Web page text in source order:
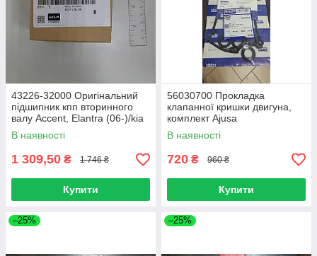
43226-32000 Оригінальний
підшипник кпп вторинного
валу Accent, Elantra (06-)/kia
Ceed (06-), Soul (09-)
В наявності
1 309,50 ₴ 1 746 ₴
Купити
56030700 Прокладка
клапанної кришки двигуна,
комплект Ajusa
В наявності
720 ₴ 960 ₴
Купити
–25% –25%